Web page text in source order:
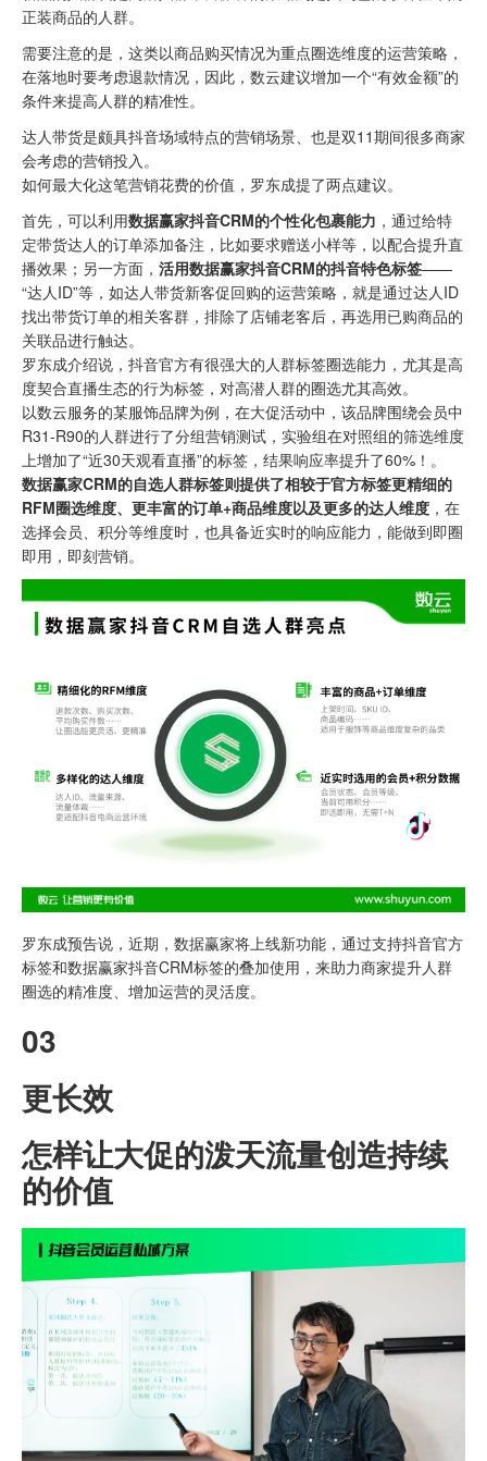
正装商品的人群。
需要注意的是，这类以商品购买情况为重点圈选维度的运营策略，
在落地时要考虑退款情况，因此，数云建议增加一个“有效金额”的
条件来提高人群的精准性。
达人带货是颇具抖音场域特点的营销场景、也是双11期间很多商家
会考虑的营销投入。
如何最大化这笔营销花费的价值，罗东成提了两点建议。
首先，可以利用数据赢家抖音CRM的个性化包裹能力 ，通过给特
定带货达人的订单添加备注，比如要求赠送小样等，以配合提升直
播效果；另一方面， 活用数据赢家抖音CRM的抖音特色标签——
“达人ID”等，如达人带货新客促回购的运营策略，就是通过达人ID
找出带货订单的相关客群，排除了店铺老客后，再选用已购商品的
关联品进行触达。
罗东成介绍说，抖音官方有很强大的人群标签圈选能力，尤其是高
度契合直播生态的行为标签，对高潜人群的圈选尤其高效。
以数云服务的某服饰品牌为例，在大促活动中，该品牌围绕会员中
R31-R90的人群进行了分组营销测试，实验组在对照组的筛选维度
上增加了“近30天观看直播”的标签，结果响应率提升了60%！。
数据赢家CRM的自选人群标签则提供了相较于官方标签更精细的
RFM圈选维度、更丰富的订单+商品维度以及更多的达人维度 ，在
选择会员、积分等维度时，也具备近实时的响应能力，能做到即圈
即用，即刻营销。
罗东成预告说，近期，数据赢家将上线新功能，通过支持抖音官方
标签和数据赢家抖音CRM标签的叠加使用，来助力商家提升人群
圈选的精准度、增加运营的灵活度。
03
更长效
怎样让大促的泼天流量创造持续
的价值